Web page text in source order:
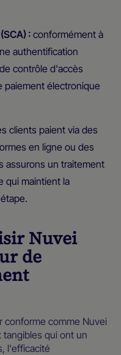
: conformément à
authentification
contrôle d'accès
paiement électronique
clients paient via des
en ligne ou des
assurons un traitement
qui maintient la
Nuvei
de
conforme comme Nuvei
qui ont un
l'efficacité